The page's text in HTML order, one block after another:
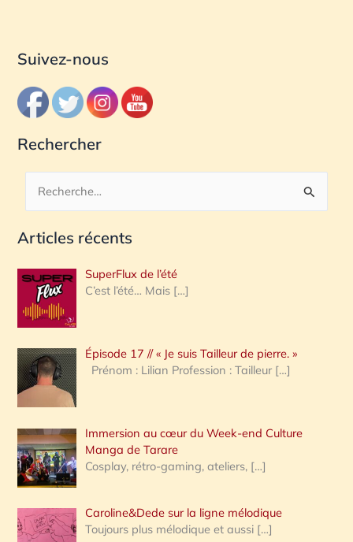
Suivez-nous
Rechercher
c
e
r
c
h
e
:
Articles récents
SuperFlux de l’été
C’est l’été… Mais […]
Épisode 17 // « Je suis Tailleur de pierre. »
Prénom : Lilian Profession : Tailleur […]
Immersion au cœur du Week-end Culture
Manga de Tarare
Cosplay, rétro-gaming, ateliers, […]
Caroline&Dede sur la ligne mélodique
Toujours plus mélodique et aussi […]